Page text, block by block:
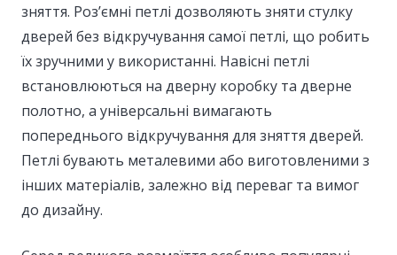
зняття. Роз’ємні петлі дозволяють зняти стулку
дверей без відкручування самої петлі, що робить
їх зручними у використанні. Навісні петлі
встановлюються на дверну коробку та дверне
полотно, а універсальні вимагають
попереднього відкручування для зняття дверей.
Петлі бувають металевими або виготовленими з
інших матеріалів, залежно від переваг та вимог
до дизайну.